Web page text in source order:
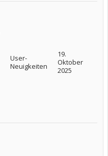
User-
Neuigkeiten
19.
Oktober
2025